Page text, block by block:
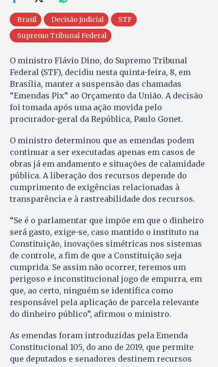
Brasil Decisão judicial
STF
Supremo Tribunal Federal
O ministro Flávio Dino, do Supremo Tribunal
Federal (STF), decidiu nesta quinta-feira, 8, em
Brasília, manter a suspensão das chamadas
“Emendas Pix” ao Orçamento da União. A decisão
foi tomada após uma ação movida pelo
procurador-geral da República, Paulo Gonet.
O ministro determinou que as emendas podem
continuar a ser executadas apenas em casos de
obras já em andamento e situações de calamidade
pública. A liberação dos recursos depende do
cumprimento de exigências relacionadas à
transparência e à rastreabilidade dos recursos.
“Se é o parlamentar que impõe em que o dinheiro
será gasto, exige-se, caso mantido o instituto na
Constituição, inovações simétricas nos sistemas
de controle, a fim de que a Constituição seja
cumprida. Se assim não ocorrer, teremos um
perigoso e inconstitucional jogo de empurra, em
que, ao certo, ninguém se identifica como
responsável pela aplicação de parcela relevante
do dinheiro público”, afirmou o ministro.
As emendas foram introduzidas pela Emenda
Constitucional 105, do ano de 2019, que permite
que deputados e senadores destinem recursos